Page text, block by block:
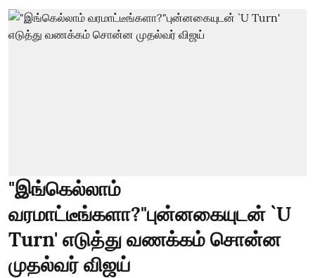
"இங்கெல்லாம்
வரமாட்டீங்களா?"புன்னகையுடன் `U
Turn' எடுத்து வணக்கம் சொன்ன
முதல்வர் விஜய்